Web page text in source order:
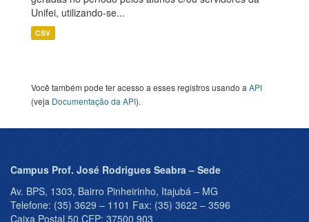
Unifei, utilizando-se...
CSV
Você também pode ter acesso a esses registros usando a API
(veja Documentação da API).
Campus Prof. José Rodrigues Seabra – Sede
Av. BPS, 1303, Bairro Pinheirinho, Itajubá – MG
Telefone: (35) 3629 – 1101 Fax: (35) 3622 – 3596
Caixa Postal 50 CEP: 37500 903